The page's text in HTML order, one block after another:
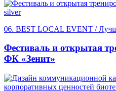
silver
06. BEST LOCAL EVENT /
Фестиваль и открытая
ФК «Зенит»